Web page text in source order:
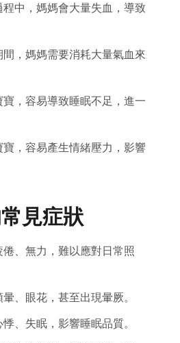
中，媽媽會大量失血，導致
，媽媽需要消耗大量氣血來
，容易導致睡眠不足，進一
，容易產生情緒壓力，影響
見症狀
、無力，難以應對日常照
、眼花，甚至出現暈厥。
、失眠，影響睡眠品質。